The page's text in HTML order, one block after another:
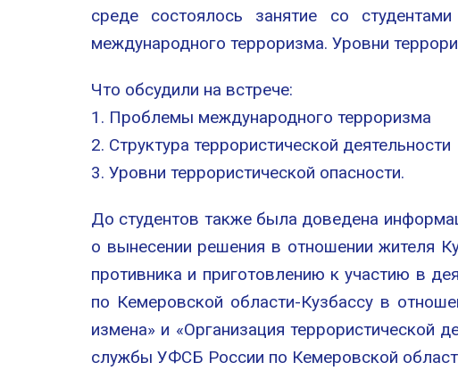
среде состоялось занятие со
международного терроризма. Уровни
Что обсудили на встрече:
1. Проблемы международного терроризма
2. Структура террористической деятельности
3. Уровни террористической опасности.
До студентов также была доведена
о вынесении решения в отношении жителя
противника и приготовлению к участию в
по Кемеровской области-Кузбассу в
измена» и «Организация террористической
службы УФСБ России по Кемеровской